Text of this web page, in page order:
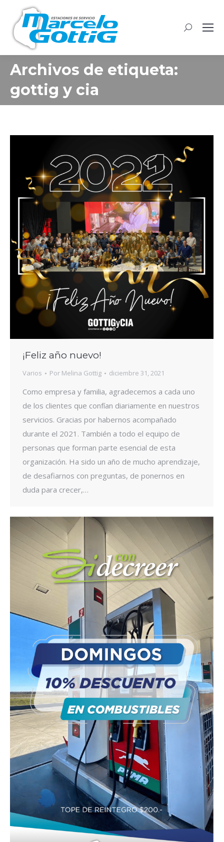
Buscar:
Archivos de etiqueta:
gottig y cia
¡Feliz año nuevo!
Varios Por Melina Gottig diciembre 31, 2021
Como empresa y familia, agradecemos a cada uno
de los clientes que confían diariamente en nuestros
servicios. Gracias por habernos acompañado
durante el 2021. También a todo el equipo de
personas que forman parte esencial de esta
organización. Ha sido un año de mucho aprendizaje,
de desafiarnos con preguntas, de ponernos en
duda para crecer,…